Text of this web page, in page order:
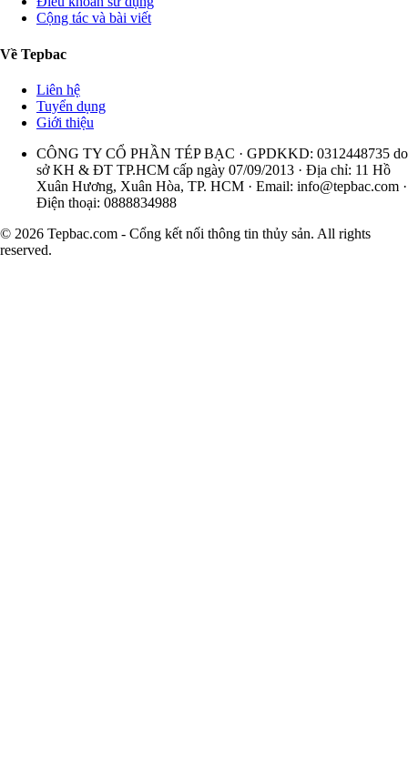
Cộng tác và bài viết
Về Tepbac
Liên hệ
Tuyển dụng
Giới thiệu
CÔNG TY CỔ PHẦN TÉP BẠC · GPDKKD: 0312448735 do
sở KH & ĐT TP.HCM cấp ngày 07/09/2013 · Địa chỉ: 11 Hồ
Xuân Hương, Xuân Hòa, TP. HCM · Email: info@tepbac.com ·
Điện thoại: 0888834988
© 2026 Tepbac.com - Cổng kết nối thông tin thủy sản. All rights
reserved.